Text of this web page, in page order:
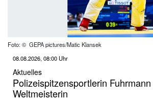
Foto: © GEPA pictures/Matic Klansek
08.08.2026, 08:00 Uhr
Aktuelles
Polizeispitzensportlerin
Weltmeisterin